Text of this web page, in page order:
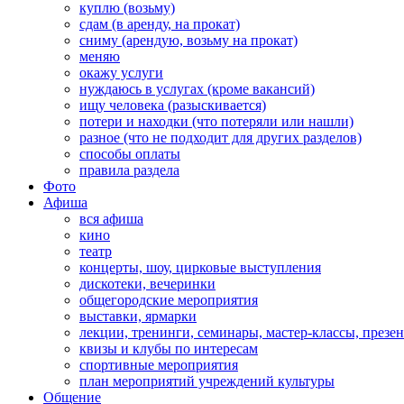
куплю (возьму)
сдам (в аренду, на прокат)
сниму (арендую, возьму на прокат)
меняю
окажу услуги
нуждаюсь в услугах (кроме вакансий)
ищу человека (разыскивается)
потери и находки (что потеряли или нашли)
разное (что не подходит для других разделов)
способы оплаты
правила раздела
Фото
Афиша
вся афиша
кино
театр
концерты, шоу, цирковые выступления
дискотеки, вечеринки
общегородские мероприятия
выставки, ярмарки
лекции, тренинги, семинары, мастер-классы,
квизы и клубы по интересам
спортивные мероприятия
план мероприятий учреждений культуры
Общение